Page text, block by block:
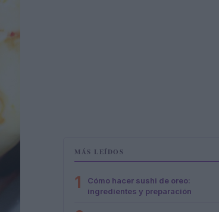
MÁS LEÍDOS
1
Cómo hacer sushi de oreo:
ingredientes y preparación